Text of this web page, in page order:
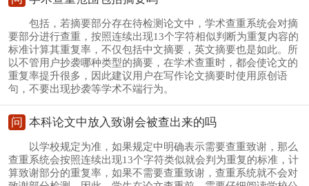
包括，若摘要部分存在待检测论文中，学术查重系统会对摘
要部分进行查重，按照连续出现13个字符相似判断为重复内容的
标准计算其重复率，不仅包括中文摘要，英文摘要也是如此。所
以不管用户抄袭哪种类型的摘要，在学术查重时，都会使论文的
重复率提升很多，因此建议用户在写作论文摘要时使用原创语
句，不要出现抄袭等学术不端行为。
问 本科论文中放入致谢会被查出来的吗
以学校规定为准，如果规定中明确表示需要查重致谢，那么
查重系统会按照连续出现13个字符类似就会判为重复的标准，计
算致谢部分的重复率，如果不需要查重致谢，查重系统就不会对